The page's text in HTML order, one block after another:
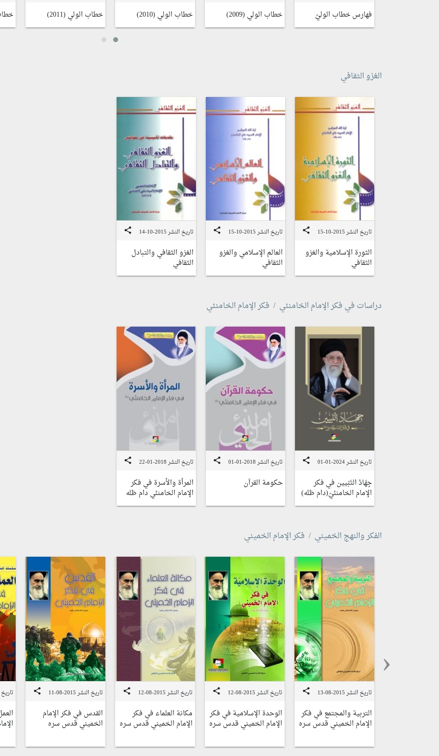
فهارس خطاب الوليّ خطاب الولي (2009) خطاب الولي (2010) خطاب الولي (2011) خطاب
الغزو الثقافي
تاريخ النشر 2015-10-15 share
الثورة الإسلامية والغزو
الثقافي
تاريخ النشر 2015-10-15 share
العالم الإسلامي والغزو
الثقافي
تاريخ النشر 2015-10-14 share
الغزو الثقافي والتبادل
الثقافي
دراسات في فكر الإمام الخامنئي فكر الإمام الخامنئي
تاريخ النشر 2024-01-01 share
جِهَادُ التَبْيين في فكر
الإمام الخامنئيّ(دام ظله)
تاريخ النشر 2018-01-01 share
حكومة القرآن
تاريخ النشر 2018-01-22 share
المرأة والأسرة في فكر
الإمام الخامنئي دام ظله
الفكر والنهج الخميني فكر الإمام الخميني
تاريخ النشر 2015-08-13 share
التربية والمجتمع في فكر
الإمام الخميني قدس سره
تاريخ النشر 2015-08-12 share
الوحدة الإسلامية في فكر
الإمام الخميني قدس سره
تاريخ النشر 2015-08-12 share
مكانة العلماء في فكر
الإمام الخميني قدس سره
تاريخ النشر 2015-08-11 share
القدس في فكر الإمام
الخميني قدس سره
تاريخ
‹